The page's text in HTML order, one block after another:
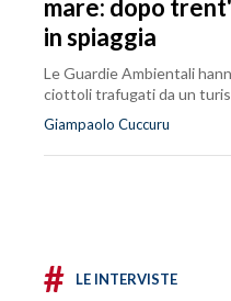
mare: dopo
in spiaggia
Le Guardie Ambientali
ciottoli trafugati da un
Giampaolo Cuccuru
# LE INTERVISTE